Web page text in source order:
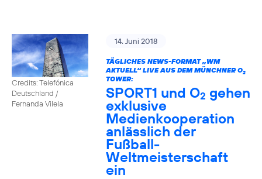
Credits: Telefónica
Deutschland /
Fernanda Vilela
14. Juni 2018
TÄGLICHES NEWS-FORMAT „WM
AKTUELL“ LIVE AUS DEM MÜNCHNER O2
TOWER:
SPORT1 und O2 gehen
exklusive
Medienkooperation
anlässlich der
Fußball-
Weltmeisterschaft
ein